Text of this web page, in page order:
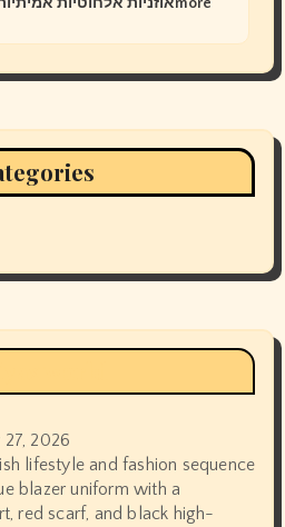
27, 2026
lifestyle and fashion sequence
blazer uniform with a
red scarf, and black high-